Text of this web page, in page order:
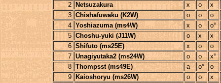
2 Netsuzakura x o
x
3 Chishafuwaku (K2W) o o
o
4 Yoshiazuma (ms4W) x o
o°
5 Choshu-yuki (J11W) o x
x
6 Shifuto (ms25E) x o
o
7 Unagiyutaka2 (ms24W) o o
x°
8 Thompsst (ms49E) a o°
o
9
Kaioshoryu (ms26W) o o
x